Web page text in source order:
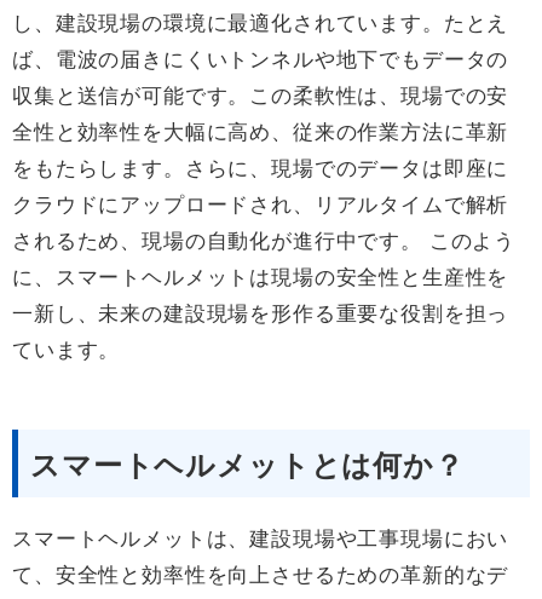
し、建設現場の環境に最適化されています。たとえ
ば、電波の届きにくいトンネルや地下でもデータの
収集と送信が可能です。この柔軟性は、現場での安
全性と効率性を大幅に高め、従来の作業方法に革新
をもたらします。さらに、現場でのデータは即座に
クラウドにアップロードされ、リアルタイムで解析
されるため、現場の自動化が進行中です。 このよう
に、スマートヘルメットは現場の安全性と生産性を
一新し、未来の建設現場を形作る重要な役割を担っ
ています。
スマートヘルメットとは何か？
スマートヘルメットは、建設現場や工事現場におい
て、安全性と効率性を向上させるための革新的なデ